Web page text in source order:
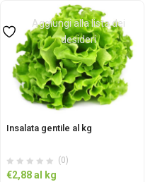
Aggiungi alla lista dei
desideri
Insalata gentile al kg
(0)
€2,88al kg